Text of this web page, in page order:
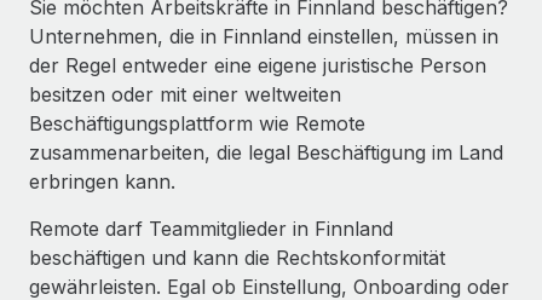
Sie möchten Arbeitskräfte in Finnland beschäftigen?
Unternehmen, die in Finnland einstellen, müssen in
der Regel entweder eine eigene juristische Person
besitzen oder mit einer weltweiten
Beschäftigungsplattform wie Remote
zusammenarbeiten, die legal Beschäftigung im Land
erbringen kann.
Remote darf Teammitglieder in Finnland
beschäftigen und kann die Rechtskonformität
gewährleisten. Egal ob Einstellung, Onboarding oder